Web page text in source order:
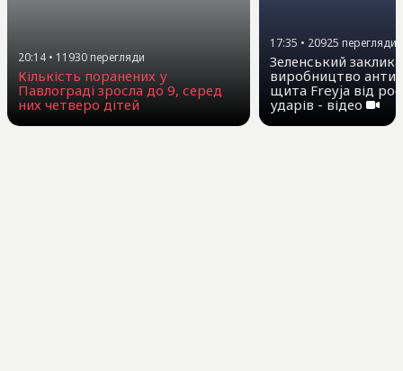
20:14 • 11930 перегляди
Кількість поранених у
Павлограді зросла до 9, серед
них четверо дітей
17:35 • 20925 перегляди
Зеленський
виробництво
щита Freyja від
ударів - відео